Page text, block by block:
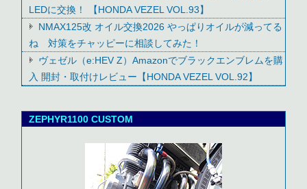
LEDに交換！ 【HONDA VEZEL VOL.93】
NMAX125改 オイル交換2026 やっぱりオイルが減ってる
ね 対策をチャッピーに相談してみた！
ヴェゼル（e:HEV Z）Amazonでブラックエンブレムを購
入 開封・取付けレビュー【HONDA VEZEL VOL.92】
ZEPHYR1100 CUSTOM